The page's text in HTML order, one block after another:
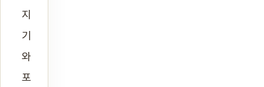
지
기
와
포